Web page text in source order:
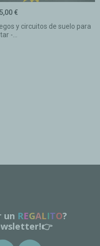
y circuitos de suelo para
-...
€
un REGALITO?